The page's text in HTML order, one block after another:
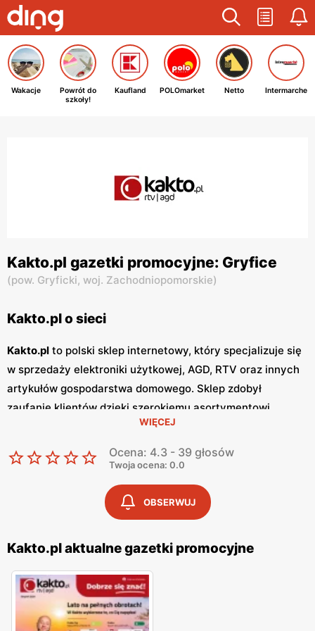
Wakacje
Powrót do
szkoły!
Kaufland POLOmarket Netto Intermarche
Kakto.pl gazetki promocyjne: Gryfice
(pow. Gryficki, woj. Zachodniopomorskie)
Kakto.pl o sieci
Kakto.pl to polski sklep internetowy, który specjalizuje się
w sprzedaży elektroniki użytkowej, AGD, RTV oraz innych
artykułów gospodarstwa domowego. Sklep zdobył
zaufanie klientów dzięki szerokiemu asortymentowi,
konkurencyjnym cenom oraz regularnym
obejmuje produkty znanych marek,
gwarantując wysoką jakość i niezawodność.
Kakto.plsą wydawane regularnie, zazwyczaj
co miesiąc, prezentując najnowsze oferty i specjalne
zniżki. Dzięki nim klienci mogą na bieżąco śledzić
najnowsze promocje i planować zakupy, korzystając z
wyjątkowych okazji. Sklep oferuje również sezonowe
wyprzedaże oraz programy lojalnościowe, które
dodatkowo zwiększają atrakcyjność oferty. Zakupy w
Kakto.plsą proste i wygodne dzięki intuicyjnej stronie
WIĘCEJ
Ocena: 4.3 - 39 głosów
Twoja ocena: 0.0
OBSERWUJ
Kakto.pl aktualne gazetki promocyjne